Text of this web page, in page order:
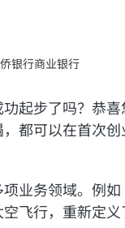
银行商业银行
起步了吗？恭
都可以在首次
业务领域。例
飞行，重新定义